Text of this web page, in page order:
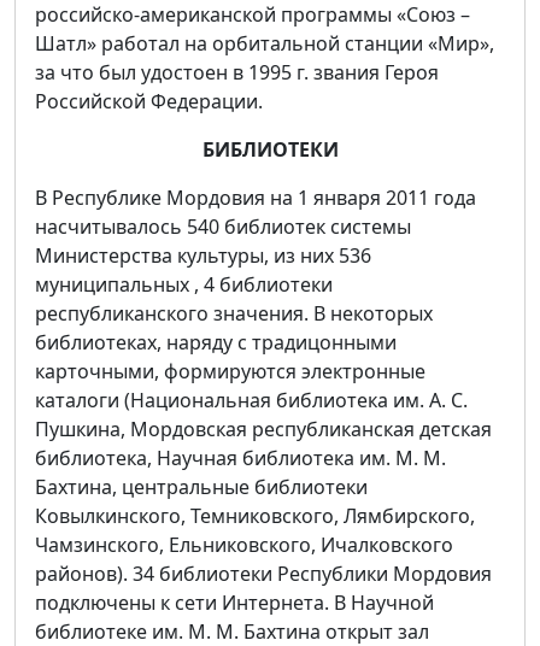
российско-американской программы «Союз –
Шатл» работал на орбитальной станции «Мир»,
за что был удостоен в 1995 г. звания Героя
Российской Федерации.
БИБЛИОТЕКИ
В Республике Мордовия на 1 января 2011 года
насчитывалось 540 библиотек системы
Министерства культуры, из них 536
муниципальных , 4 библиотеки
республиканского значения. В некоторых
библиотеках, наряду с традицонными
карточными, формируются электронные
каталоги (Национальная библиотека им. А. С.
Пушкина, Мордовская республиканская детская
библиотека, Научная библиотека им. М. М.
Бахтина, центральные библиотеки
Ковылкинского, Темниковского, Лямбирского,
Чамзинского, Ельниковского, Ичалковского
районов). 34 библиотеки Республики Мордовия
подключены к сети Интернета. В Научной
библиотеке им. М. М. Бахтина открыт зал